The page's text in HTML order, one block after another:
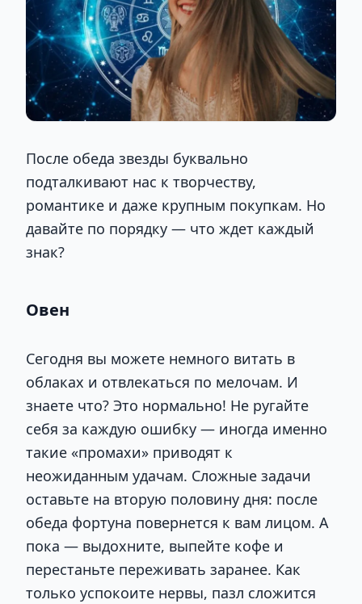
После обеда звезды буквально
подталкивают нас к творчеству,
романтике и даже крупным покупкам. Но
давайте по порядку — что ждет каждый
знак?
Овен
Сегодня вы можете немного витать в
облаках и отвлекаться по мелочам. И
знаете что? Это нормально! Не ругайте
себя за каждую ошибку — иногда именно
такие «промахи» приводят к
неожиданным удачам. Сложные задачи
оставьте на вторую половину дня: после
обеда фортуна повернется к вам лицом. А
пока — выдохните, выпейте кофе и
перестаньте переживать заранее. Как
только успокоите нервы, пазл сложится